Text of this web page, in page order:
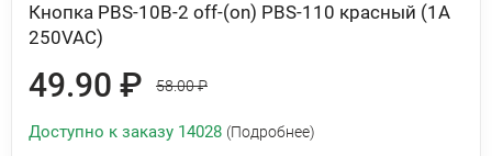
Кнопка PBS-10B-2 off-(on) PBS-110 красный (1A
250VAC)
49.90 ₽ 58.00 ₽
Доступно к заказу 14028 (Подробнее)